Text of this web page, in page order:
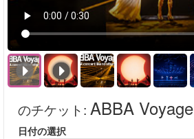
のチケット: ABBA Voyage
日付の選択